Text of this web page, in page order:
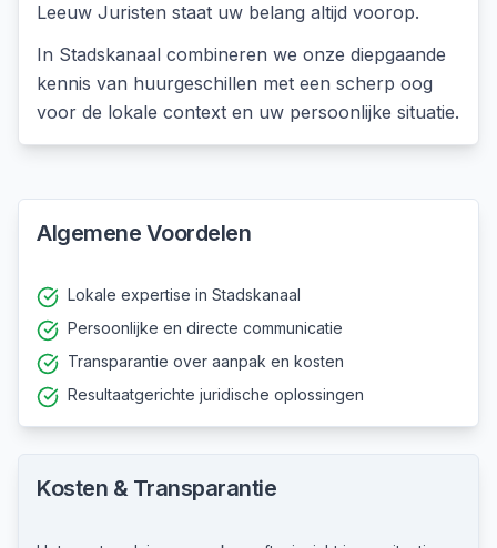
Leeuw Juristen staat uw belang altijd voorop.
In Stadskanaal combineren we onze diepgaande
kennis van huurgeschillen met een scherp oog
voor de lokale context en uw persoonlijke situatie.
Algemene Voordelen
Lokale expertise in Stadskanaal
Persoonlijke en directe communicatie
Transparantie over aanpak en kosten
Resultaatgerichte juridische oplossingen
Kosten & Transparantie